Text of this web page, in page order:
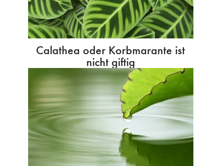
Calathea oder Korbmarante ist
nicht giftig